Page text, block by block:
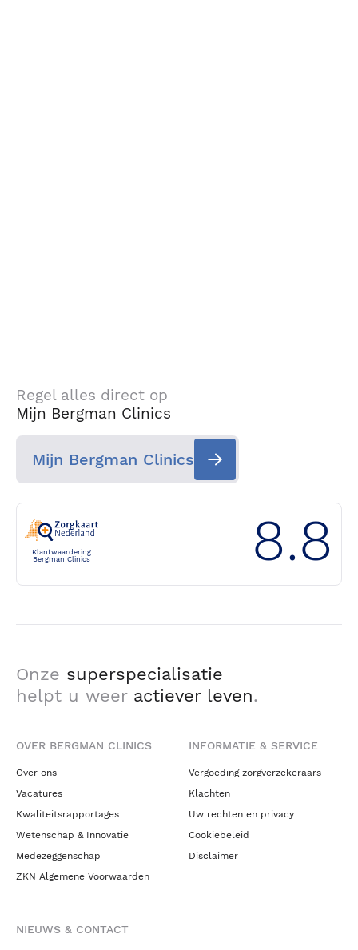
Regel alles direct op
Mijn Bergman Clinics
Mijn Bergman Clinics
Klantwaardering
Bergman Clinics
8.8
Onze superspecialisatie
helpt u weer actiever leven.
OVER BERGMAN CLINICS
Over ons
Vacatures
Kwaliteitsrapportages
Wetenschap & Innovatie
Medezeggenschap
ZKN Algemene Voorwaarden
INFORMATIE & SERVICE
Vergoeding zorgverzekeraars
Klachten
Uw rechten en privacy
Cookiebeleid
Disclaimer
NIEUWS & CONTACT